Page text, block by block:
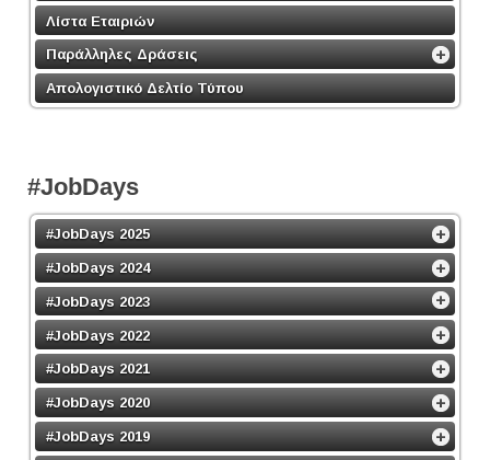
Λίστα Εταιριών
Παράλληλες Δράσεις
Απολογιστικό Δελτίο Τύπου
#JobDays
#JobDays 2025
#JobDays 2024
#JobDays 2023
#JobDays 2022
#JobDays 2021
#JobDays 2020
#JobDays 2019